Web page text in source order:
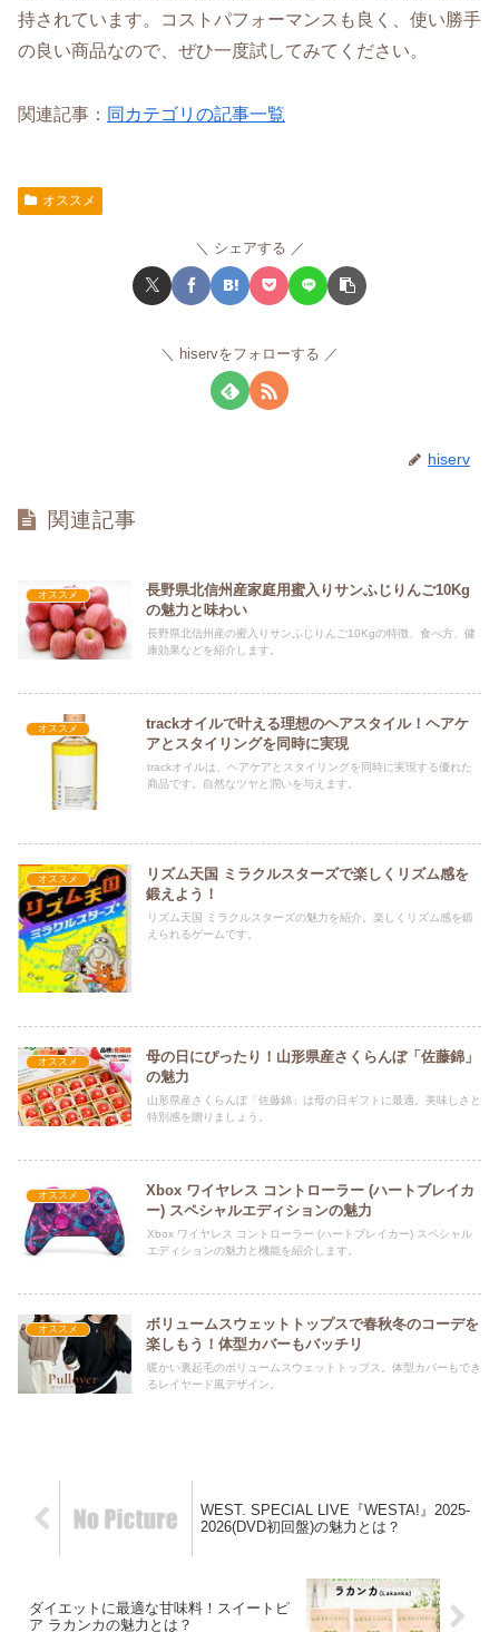
持されています。コストパフォーマンスも良く、使い勝手
の良い商品なので、ぜひ一度試してみてください。
関連記事： 同カテゴリの記事一覧
オススメ
シェアする
hiservをフォローする
hiserv
関連記事
オススメ
長野県北信州産家庭用蜜入りサンふじりんご10Kg
の魅力と味わい
長野県北信州産の蜜入りサンふじりんご10Kgの特徴、食べ方、健
康効果などを紹介します。
オススメ
trackオイルで叶える理想のヘアスタイル！ヘアケ
アとスタイリングを同時に実現
trackオイルは、ヘアケアとスタイリングを同時に実現する優れた
商品です。自然なツヤと潤いを与えます。
オススメ
リズム天国 ミラクルスターズで楽しくリズム感を
鍛えよう！
リズム天国 ミラクルスターズの魅力を紹介。楽しくリズム感を鍛
えられるゲームです。
オススメ
母の日にぴったり！山形県産さくらんぼ「佐藤錦」
の魅力
山形県産さくらんぼ「佐藤錦」は母の日ギフトに最適。美味しさと
特別感を贈りましょう。
オススメ
Xbox ワイヤレス コントローラー (ハートブレイカ
ー) スペシャルエディションの魅力
Xbox ワイヤレス コントローラー (ハートブレイカー) スペシャル
エディションの魅力と機能を紹介します。
オススメ
ボリュームスウェットトップスで春秋冬のコーデを
楽しもう！体型カバーもバッチリ
暖かい裏起毛のボリュームスウェットトップス。体型カバーもでき
るレイヤード風デザイン。
WEST. SPECIAL LIVE『WESTA!』2025-
2026(DVD初回盤)の魅力とは？
ダイエットに最適な甘味料！スイートピ
ア ラカンカの魅力とは？